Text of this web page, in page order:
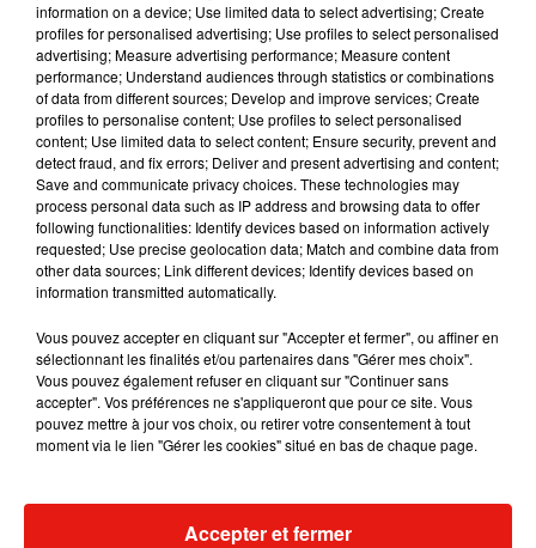
organismes de protection sociale sont particulièrement
difficiles".
"La misère sociale et le désespoir d'une partie de la
population peuvent malheureusement engendrer ces
passages à l'acte", poursuit le syndicat qui demande
notamment "des actes" en faveur des populations "les plus
impactées".
"On est tous choqués, dans la colère et le recueillement", a
commenté Nathalie Delbaere, déléguée du syndicat CGT,
pour savoir ce qui s'est passé car la maltraitance des
demandeurs d'emploi entraîne la maltraitance des agents".
(Avec AFP)
information on a device; Use limited data to select advertising; Create
profiles for personalised advertising; Use profiles to select personalised
advertising; Measure advertising performance; Measure content
performance; Understand audiences through statistics or combinations
of data from different sources; Develop and improve services; Create
profiles to personalise content; Use profiles to select personalised
content; Use limited data to select content; Ensure security, prevent and
detect fraud, and fix errors; Deliver and present advertising and content;
Save and communicate privacy choices. These technologies may
process personal data such as IP address and browsing data to offer
following functionalities: Identify devices based on information actively
requested; Use precise geolocation data; Match and combine data from
other data sources; Link different devices; Identify devices based on
information transmitted automatically.
Vous pouvez accepter en cliquant sur "Accepter et fermer", ou affiner en
sélectionnant les finalités et/ou partenaires dans "Gérer mes choix".
Vous pouvez également refuser en cliquant sur "Continuer sans
accepter". Vos préférences ne s'appliqueront que pour ce site. Vous
pouvez mettre à jour vos choix, ou retirer votre consentement à tout
moment via le lien "Gérer les cookies" situé en bas de chaque page.
Accepter et fermer